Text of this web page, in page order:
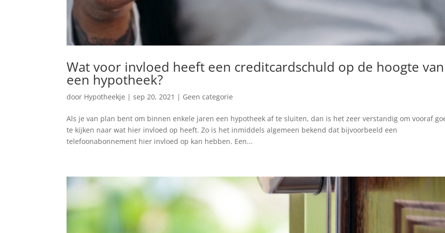
Wat voor invloed heeft een creditcardschuld op de hoogte van
een hypotheek?
door Hypotheekje |sep 20, 2021 | Geen categorie
Als je van plan bent om binnen enkele jaren een hypotheek af te sluiten, dan is het zeer verstandig om vooraf
te kijken naar wat hier invloed op heeft. Zo is het inmiddels algemeen bekend dat bijvoorbeeld een
telefoonabonnement hier invloed op kan hebben. Een...